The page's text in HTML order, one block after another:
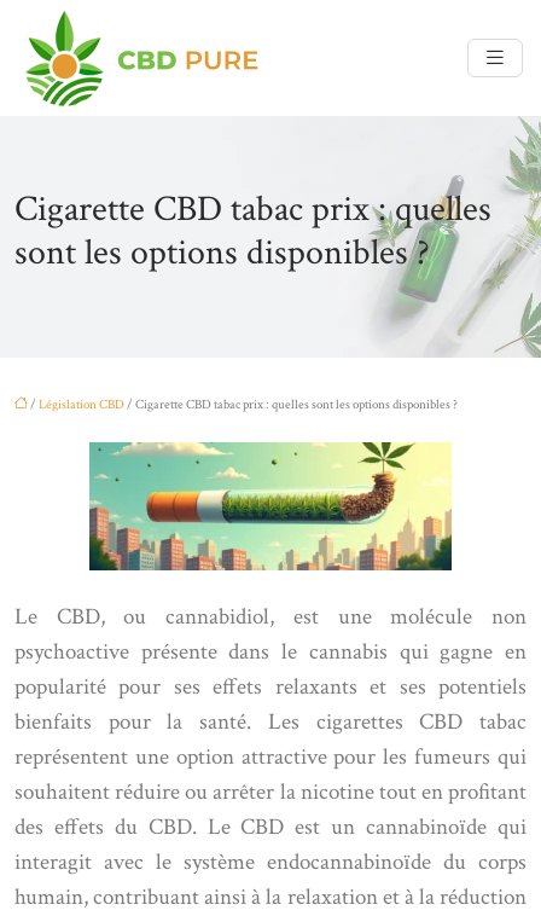
Cigarette CBD tabac prix : quelles
sont les options disponibles ?
/ Législation CBD/ Cigarette CBD tabac prix : quelles sont les options disponibles ?
Le CBD, ou cannabidiol, est une molécule non
psychoactive présente dans le cannabis qui gagne en
popularité pour ses effets relaxants et ses potentiels
bienfaits pour la santé. Les cigarettes CBD tabac
représentent une option attractive pour les fumeurs qui
souhaitent réduire ou arrêter la nicotine tout en profitant
des effets du CBD. Le CBD est un cannabinoïde qui
interagit avec le système endocannabinoïde du corps
humain, contribuant ainsi à la relaxation et à la réduction